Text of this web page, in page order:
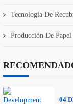
Tecnología De
Producción De
04